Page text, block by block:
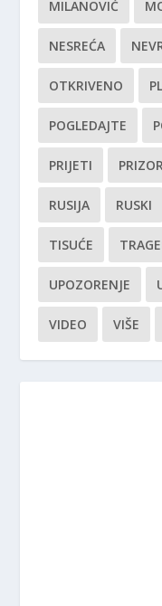
MILANOVIĆ
NESREĆA
OTKRIVENO
POGLEDAJTE
PRIJETI
RUSIJA RUSKI
TISUĆE
UPOZORENJE
VIDEO VIŠE